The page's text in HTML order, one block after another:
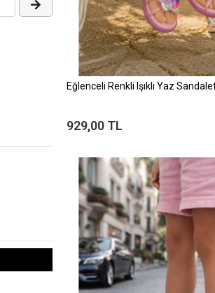
Eğlenceli Renkli Işıklı Yaz
929,00 TL